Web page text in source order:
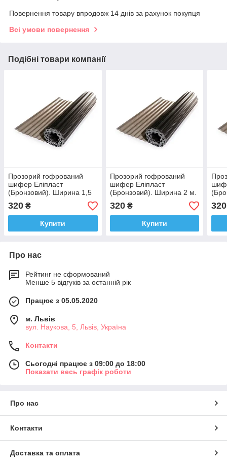
Повернення товару впродовж 14 днів за рахунок покупця
Всі умови повернення
Подібні товари компанії
Прозорий гофрований
шифер Еліпласт
(Бронзовий). Ширина 1,5
м. Розкрий!
320 ₴
Купити
Прозорий гофрований
шифер Еліпласт
(Бронзовий). Ширина 2 м.
Розкрий!
320₴
Купити
м.
320
Про нас
Рейтинг не сформований
Менше 5 відгуків за останній рік
Працює з 05.05.2020
м. Львів
вул. Наукова, 5, Львів, Україна
Контакти
Сьогодні працює з 09:00 до 18:00
Показати весь графік роботи
Про нас
Контакти
Доставка та оплата